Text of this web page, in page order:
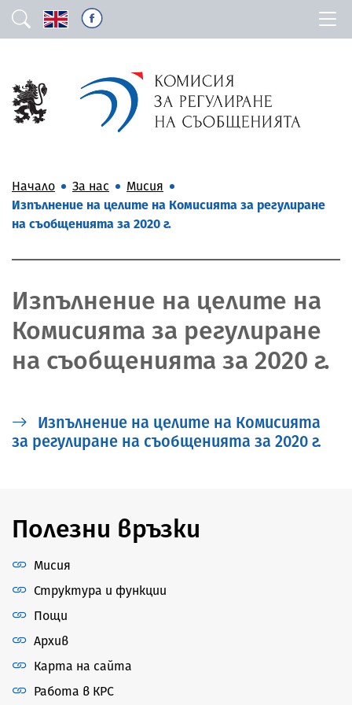
Начало За нас
Мисия
Изпълнение на целите на Комисията за регулиране
на съобщенията за 2020 г.
Изпълнение на целите на
Комисията за регулиране
на съобщенията за 2020 г.
Изпълнение на целите на Комисията
за регулиране на съобщенията за 2020 г.
Полезни връзки
Мисия
Структура и функции
Пощи
Архив
Карта на сайта
Работа в КРС